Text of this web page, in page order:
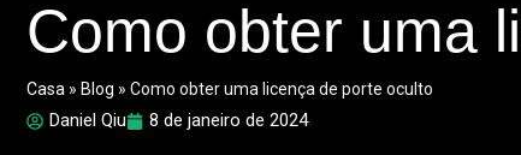
Como obter uma
Casa » Blog » Como obter uma licença de porte oculto
Daniel Qiu 8 de janeiro de 2024